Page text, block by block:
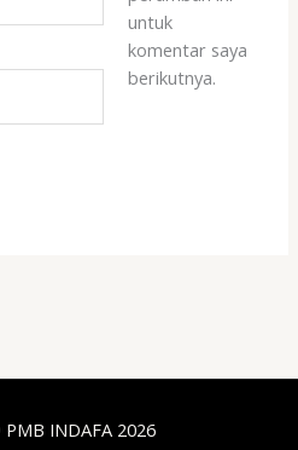
untuk
komentar saya
berikutnya.
INDAFA 2026